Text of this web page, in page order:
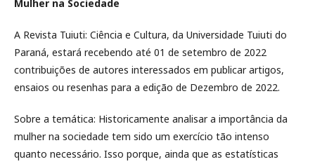
Mulher na Sociedade
A Revista Tuiuti: Ciência e Cultura, da Universidade Tuiuti do
Paraná, estará recebendo até 01 de setembro de 2022
contribuições de autores interessados em publicar artigos,
ensaios ou resenhas para a edição de Dezembro de 2022.
Sobre a temática: Historicamente analisar a importância da
mulher na sociedade tem sido um exercício tão intenso
quanto necessário. Isso porque, ainda que as estatísticas